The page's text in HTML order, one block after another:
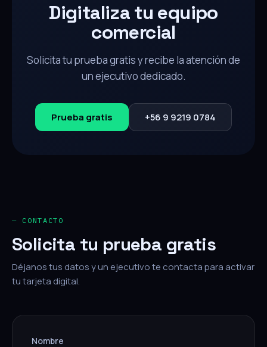
Digitaliza tu equipo
comercial
Solicita tu prueba gratis y recibe la atención de
un ejecutivo dedicado.
Prueba gratis +56 9 9219 0784
— CONTACTO
Solicita tu prueba gratis
Déjanos tus datos y un ejecutivo te contacta para activar
tu tarjeta digital.
Nombre